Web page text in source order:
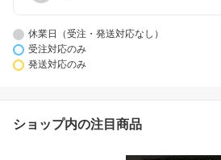
休業日（受注・発送対応なし）
受注対応のみ
発送対応のみ
ショップ内の注目商品